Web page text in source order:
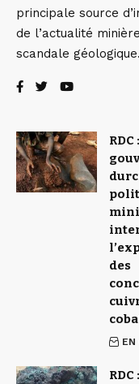
principale source
de l’actualité
scandale géologique.
RDC
des
EN
RDC